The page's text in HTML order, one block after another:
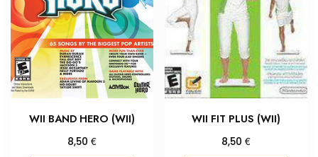
WII BAND HERO (WII)
8,50 €
WII FIT PLUS (WII)
8,50€